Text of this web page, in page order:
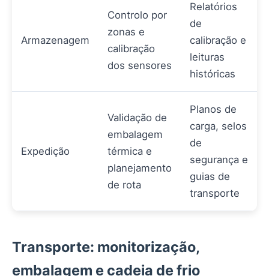
Armazenagem
Controlo por
zonas e
calibração
dos sensores
Relatórios
de
calibração e
leituras
históricas
Expedição
Validação de
embalagem
térmica e
planejamento
de rota
Planos de
carga, selos
de
segurança e
guias de
transporte
Transporte: monitorização,
embalagem e cadeia de frio